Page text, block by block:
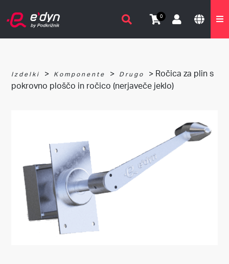
0
Izdelki > Komponente > Drugo
> Ročica za plin s
pokrovno ploščo in ročico (nerjaveče jeklo)